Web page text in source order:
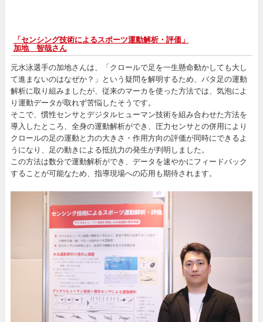
「センシング技術によるスポーツ運動解析・評価」
加地 智哉さん
元水泳選手の加地さんは、「クロールで足を一生懸命動かしても大し
て進まないのはなぜか？」という疑問を解明するため、バタ足の運動
解析に取り組みましたが、従来のマーカを使った方法では、気泡によ
り運動データが取れず苦悩したそうです。
そこで、慣性センサとデジタルヒューマン技術を組み合わせた方法を
導入したところ、全身の運動解析ができ、圧力センサとの併用により
クロールの足の運動と力の大きさ・作用方向の評価が同時にできるよ
うになり、足の動きによる抵抗力の発生が判明しました。
この方法は数分で運動解析ができ、データを速やかにフィードバック
することが可能なため、指導現場への応用も期待されます。